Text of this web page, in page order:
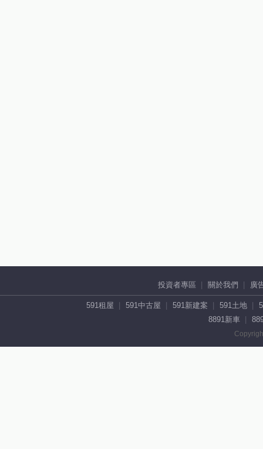
投資者專區 關於我們 廣
591租屋 591中古屋 591新建案 591土地
8891新車